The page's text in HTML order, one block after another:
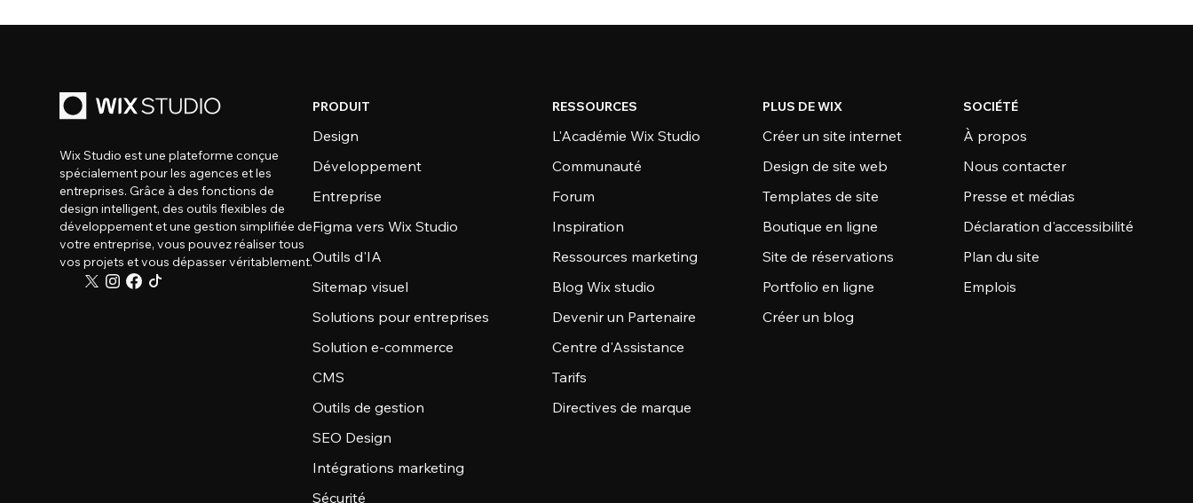
Wix Studio est une plateforme conçue
spécialement pour les agences et les
entreprises. Grâce à des fonctions de
design intelligent, des outils flexibles de
développement et une gestion simplifiée de
votre entreprise, vous pouvez réaliser tous
vos projets et vous dépasser véritablement.
PRODUIT
Design
Développement
Entreprise
Figma vers Wix Studio
Outils d'IA
Sitemap visuel
Solutions pour entreprises
Solution e-commerce
CMS
Outils de gestion
SEO Design
Intégrations marketing
Sécurité
RESSOURCES
L'Académie Wix Studio
Communauté
Forum
Inspiration
Ressources marketing
Blog Wix studio
Devenir un Partenaire
Centre d'Assistance
Tarifs
Directives de marque
PLUS DE WIX
Créer un site internet
Design de site web
Templates de site
Boutique en ligne
Site de réservations
Portfolio en ligne
Créer un blog
SOCIÉTÉ
À propos
Nous contacter
Presse et médias
Déclaration d'accessibilité
Plan du site
Emplois